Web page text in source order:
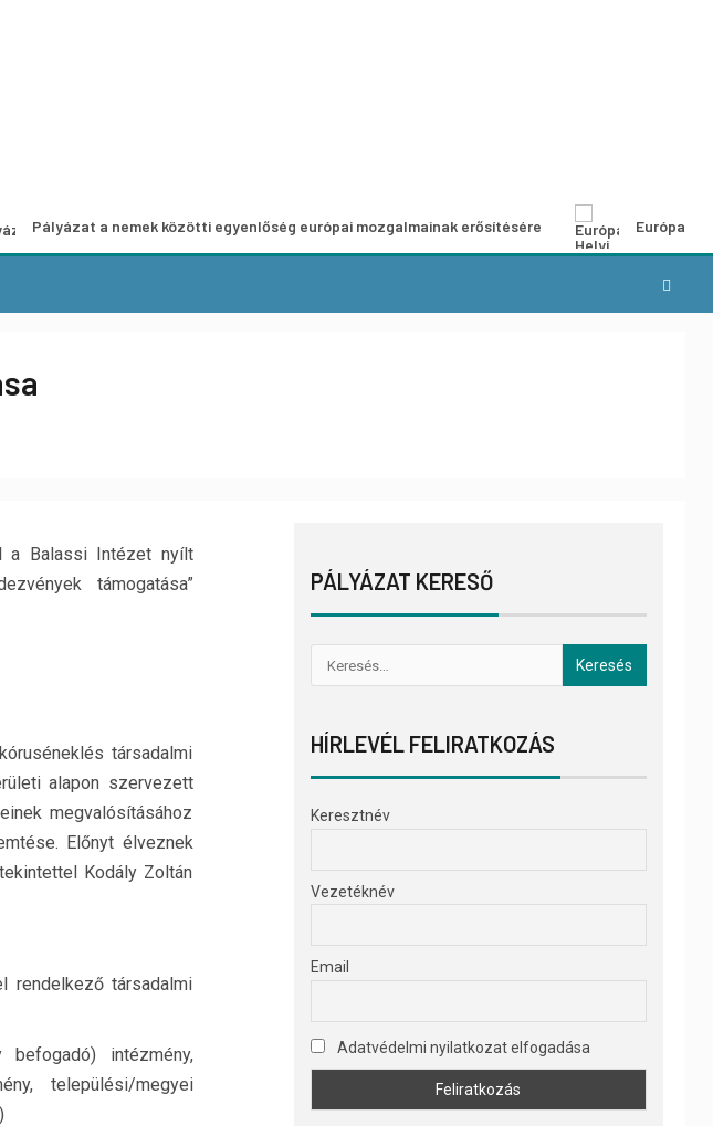
a nemek közötti egyenlőség európai mozgalmainak erősítésére Európai Helyi
a Balassi Intézet nyílt
támogatása”
társadalmi
alapon szervezett
megvalósításához
Előnyt élveznek
Kodály Zoltán
rendelkező társadalmi
intézmény,
települési/megyei
PÁLYÁZAT KERESŐ
HÍRLEVÉL FELIRATKOZÁS
Keresztnév
Vezetéknév
Email
Adatvédelmi nyilatkozat elfogadása